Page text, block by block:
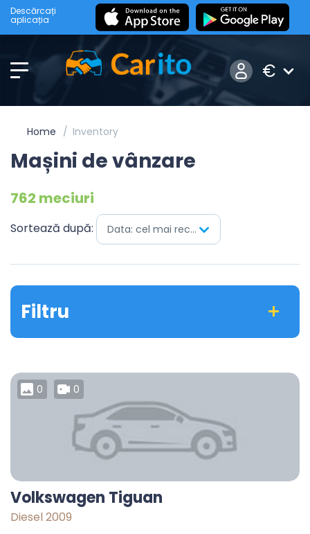
Descărcați
aplicația
€
Home Inventory
Mașini de vânzare
762 meciuri
Sortează după: Data: cel mai recent mai întâi
Filtru
0 0
Volkswagen Tiguan
Diesel 2009